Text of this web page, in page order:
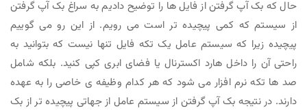
حال که بک آپ گرفتن از فایل ها را توضیح دادیم به سراغ بک آپ گرفتن
از سیستم که کمی پیچیده تر است می رویم. از این رو می گوییم
پیچیده زیرا که سیستم عامل یک تکه فایل تنها نیست که بتوانید به
راحتی آن را داخل هارد اکسترنال یا فضای ابری کپی کنید. بلکه شامل
صد ها تکه نرم افزار می شود که هر کدام وظیفه ی خاصی را به عهده
دارند. در نتیجه بک آپ گرفتن از سیستم عامل از جهاتی پیچیده تر از بک